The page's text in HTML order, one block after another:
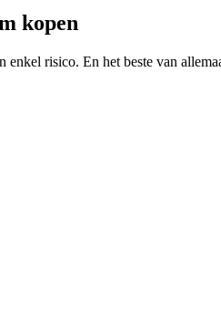
kopen
risico. En het beste van